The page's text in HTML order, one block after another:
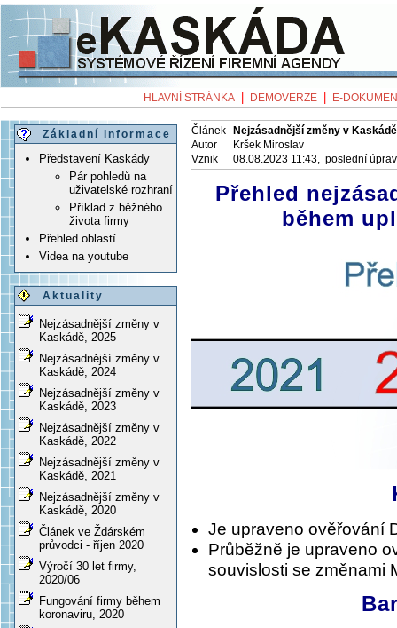
HLAVNÍ STRÁNKA DEMOVERZE E-
Základní informace
Představení Kaskády
Pár pohledů na
uživatelské rozhraní
Příklad z běžného
života firmy
Přehled oblastí
Videa na youtube
Aktuality
Nejzásadnější změny v
Kaskádě, 2025
Nejzásadnější změny v
Kaskádě, 2024
Nejzásadnější změny v
Kaskádě, 2023
Nejzásadnější změny v
Kaskádě, 2022
Nejzásadnější změny v
Kaskádě, 2021
Nejzásadnější změny v
Kaskádě, 2020
Článek ve Ždárském
průvodci - říjen 2020
Výročí 30 let firmy,
2020/06
Fungování firmy během
koronaviru, 2020
Článek
Nejzásadnější změny v
Autor
Kršek Miroslav
Vznik
08.08.2023 11:43, poslední
Přehled
během
Je upraveno ověřování
Průběžně je upraveno
souvislosti se změnami